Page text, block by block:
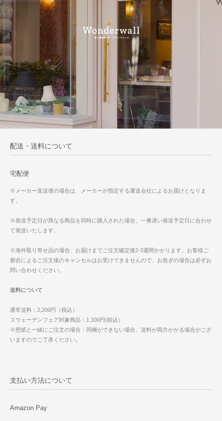
配送・送料について
宅配便
※メーカー直送便の場合は、メーカーが指定する運送会社によるお届けとなりま
す。
※発送予定日が異なる商品を同時に購入された場合、一番遅い発送予定日に合わせ
て発送いたします。
※海外取り寄せ品の場合、お届けまでご注文確定後2-3週間かかります。お客様ご
都合によるご注文後のキャンセルはお受けできませんので、お急ぎの場合は必ずお
問い合わせください。
送料について
通常送料：2,200円（税込）
スウェーデンフェア対象商品：1,100円(税込）
※壁紙と一緒にご注文の場合：同梱ができない場合、送料が両方かかる場合がござ
いますのでご了承ください。
支払い方法について
Amazon Pay